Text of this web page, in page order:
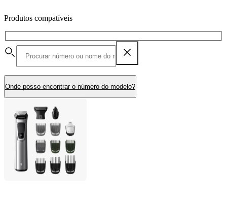
Produtos compatíveis
Onde posso encontrar o número do modelo?